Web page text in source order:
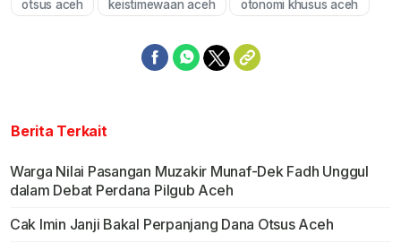
Mute
otsus aceh keistimewaan aceh otonomi khusus aceh
Berita Terkait
Warga Nilai Pasangan Muzakir Munaf-Dek Fadh Unggul
dalam Debat Perdana Pilgub Aceh
Cak Imin Janji Bakal Perpanjang Dana Otsus Aceh